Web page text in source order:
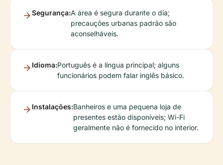
Segurança:A área é segura durante o dia;
precauções urbanas padrão são
aconselháveis.
Idioma:Português é a língua principal; alguns
funcionários podem falar inglês básico.
Instalações:Banheiros e uma pequena loja de
presentes estão disponíveis; Wi-Fi
geralmente não é fornecido no interior.